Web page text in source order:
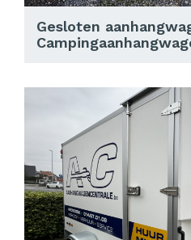
Gesloten